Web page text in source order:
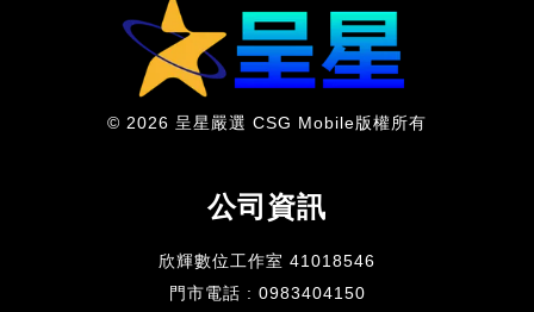
© 2026 呈星嚴選 CSG Mobile版權所有
公司資訊
欣輝數位工作室 41018546
門市電話 : 0983404150